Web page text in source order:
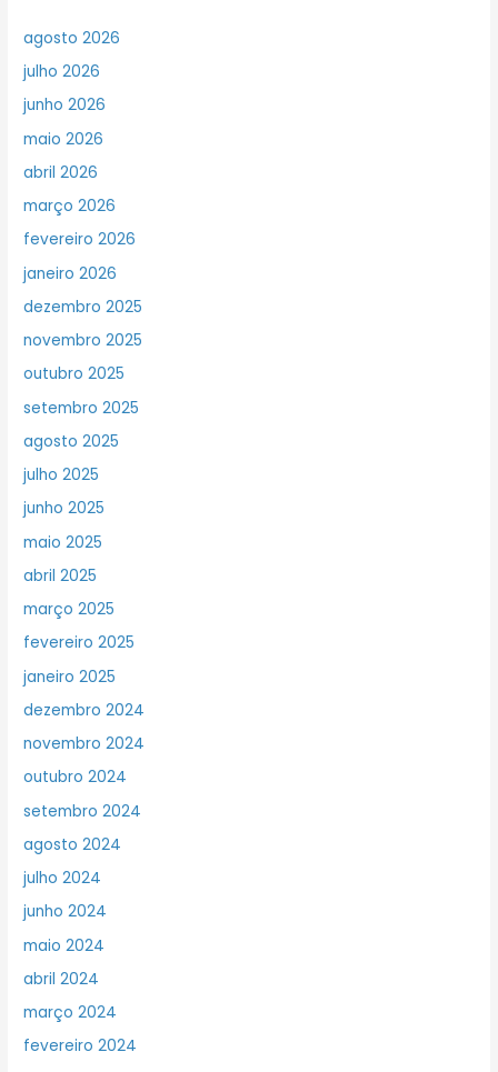
agosto 2026
julho 2026
junho 2026
maio 2026
abril 2026
março 2026
fevereiro 2026
janeiro 2026
dezembro 2025
novembro 2025
outubro 2025
setembro 2025
agosto 2025
julho 2025
junho 2025
maio 2025
abril 2025
março 2025
fevereiro 2025
janeiro 2025
dezembro 2024
novembro 2024
outubro 2024
setembro 2024
agosto 2024
julho 2024
junho 2024
maio 2024
abril 2024
março 2024
fevereiro 2024